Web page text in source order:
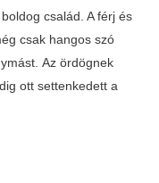
család. A férj és
csak hangos szó
Az ördögnek
ott settenkedett a